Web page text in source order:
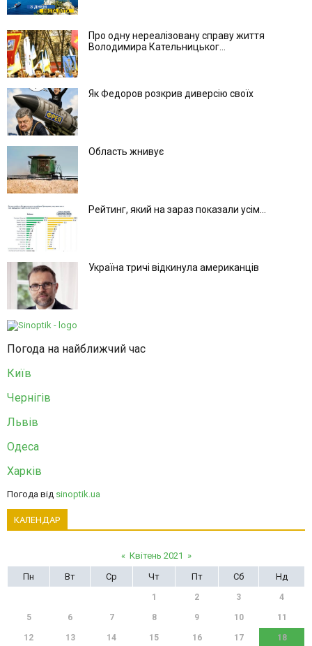
Про одну нереалізовану справу життя
Володимира Кательницьког...
Як Федоров розкрив диверсію своїх
Область жнивує
Рейтинг, який на зараз показали усім...
Україна тричі відкинула американців
Погода на найближчий час
Київ
Чернігів
Львів
Одеса
Харків
Погода від sinoptik.ua
КАЛЕНДАР
« Квітень 2021 »
Пн
Вт Ср Чт Пт Сб Нд
1 2 3 4
5 6 7 8 9 10 11
12 13 14 15 16 17 18